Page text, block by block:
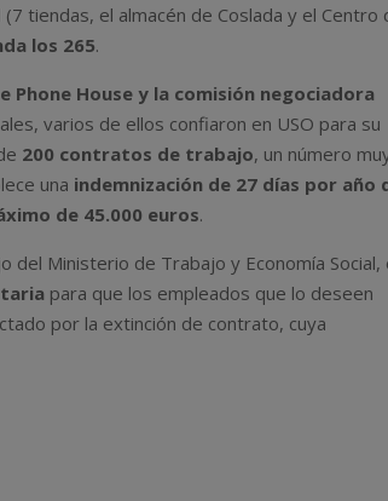
(7 tiendas, el almacén de Coslada y el Centro
los 265.
Phone House y la comisión negociadora
varios de ellos confiaron en USO para su
200 contratos de trabajo, un número
una indemnización de 27 días por año
de 45.000 euros.
del Ministerio de Trabajo y Economía Social,
para que los empleados que lo deseen
por la extinción de contrato, cuya